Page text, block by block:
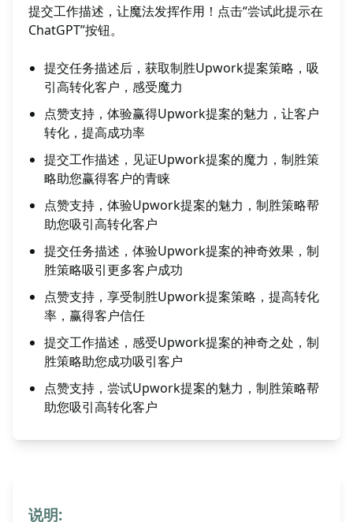
提交工作描述，让魔法发挥作用！点击“尝试此提示在
ChatGPT”按钮。
提交任务描述后，获取制胜Upwork提案策略，吸
引高转化客户，感受魔力
点赞支持，体验赢得Upwork提案的魅力，让客户
转化，提高成功率
提交工作描述，见证Upwork提案的魔力，制胜策
略助您赢得客户的青睐
点赞支持，体验Upwork提案的魅力，制胜策略帮
助您吸引高转化客户
提交任务描述，体验Upwork提案的神奇效果，制
胜策略吸引更多客户成功
点赞支持，享受制胜Upwork提案策略，提高转化
率，赢得客户信任
提交工作描述，感受Upwork提案的神奇之处，制
胜策略助您成功吸引客户
点赞支持，尝试Upwork提案的魅力，制胜策略帮
助您吸引高转化客户
说明: